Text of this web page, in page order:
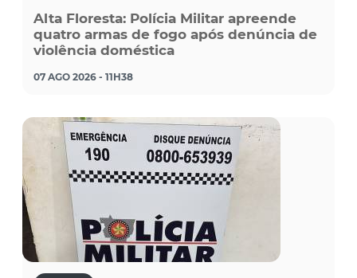
Alta Floresta: Polícia Militar apreende
quatro armas de fogo após denúncia de
violência doméstica
07 AGO 2026 - 11H38